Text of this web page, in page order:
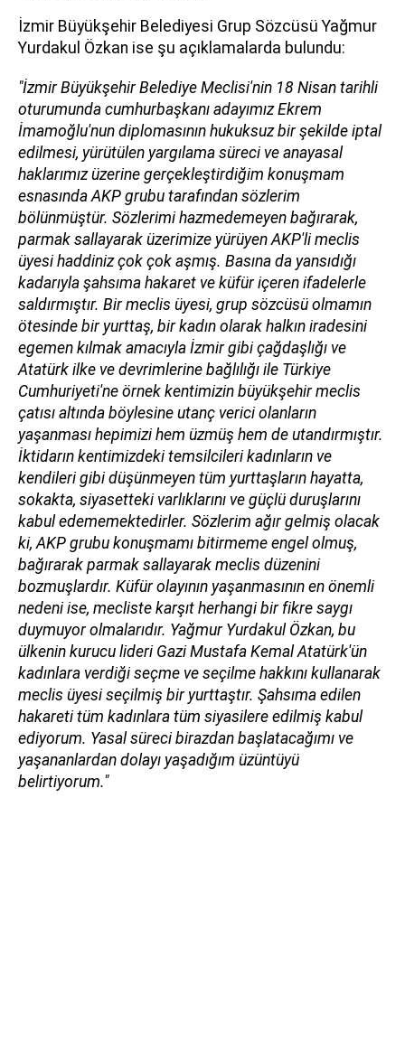
İzmir Büyükşehir Belediyesi Grup Sözcüsü Yağmur
Yurdakul Özkan ise şu açıklamalarda bulundu:
"İzmir Büyükşehir Belediye Meclisi'nin 18 Nisan tarihli
oturumunda cumhurbaşkanı adayımız Ekrem
İmamoğlu'nun diplomasının hukuksuz bir şekilde iptal
edilmesi, yürütülen yargılama süreci ve anayasal
haklarımız üzerine gerçekleştirdiğim konuşmam
esnasında AKP grubu tarafından sözlerim
bölünmüştür. Sözlerimi hazmedemeyen bağırarak,
parmak sallayarak üzerimize yürüyen AKP'li meclis
üyesi haddiniz çok çok aşmış. Basına da yansıdığı
kadarıyla şahsıma hakaret ve küfür içeren ifadelerle
saldırmıştır. Bir meclis üyesi, grup sözcüsü olmamın
ötesinde bir yurttaş, bir kadın olarak halkın iradesini
egemen kılmak amacıyla İzmir gibi çağdaşlığı ve
Atatürk ilke ve devrimlerine bağlılığı ile Türkiye
Cumhuriyeti'ne örnek kentimizin büyükşehir meclis
çatısı altında böylesine utanç verici olanların
yaşanması hepimizi hem üzmüş hem de utandırmıştır.
İktidarın kentimizdeki temsilcileri kadınların ve
kendileri gibi düşünmeyen tüm yurttaşların hayatta,
sokakta, siyasetteki varlıklarını ve güçlü duruşlarını
kabul edememektedirler. Sözlerim ağır gelmiş olacak
ki, AKP grubu konuşmamı bitirmeme engel olmuş,
bağırarak parmak sallayarak meclis düzenini
bozmuşlardır. Küfür olayının yaşanmasının en önemli
nedeni ise, mecliste karşıt herhangi bir fikre saygı
duymuyor olmalarıdır. Yağmur Yurdakul Özkan, bu
ülkenin kurucu lideri Gazi Mustafa Kemal Atatürk'ün
kadınlara verdiği seçme ve seçilme hakkını kullanarak
meclis üyesi seçilmiş bir yurttaştır. Şahsıma edilen
hakareti tüm kadınlara tüm siyasilere edilmiş kabul
ediyorum. Yasal süreci birazdan başlatacağımı ve
yaşananlardan dolayı yaşadığım üzüntüyü
belirtiyorum."